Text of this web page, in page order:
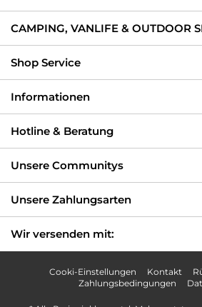
CAMPING, VANLIFE & OUTDOOR
Shop Service
Informationen
Hotline & Beratung
Unsere Communitys
Unsere Zahlungsarten
Wir versenden mit:
Cooki-Einstellungen Kontakt
Zahlungsbedingungen